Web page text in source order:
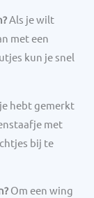
Als je wilt
met een
kun je snel
hebt gemerkt
met
bij te
Om een wing